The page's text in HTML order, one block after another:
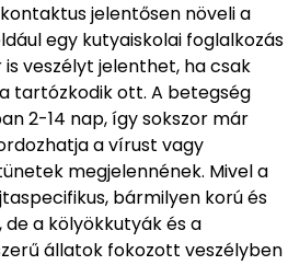
jelentősen növeli a
egy kutyaiskolai foglalkozás
veszélyt jelenthet, ha csak
tartózkodik ott. A betegség
2-14 nap, így sokszor már
a vírust vagy
megjelennének. Mivel a
bármilyen korú és
a kölyökkutyák és a
állatok fokozott veszélyben